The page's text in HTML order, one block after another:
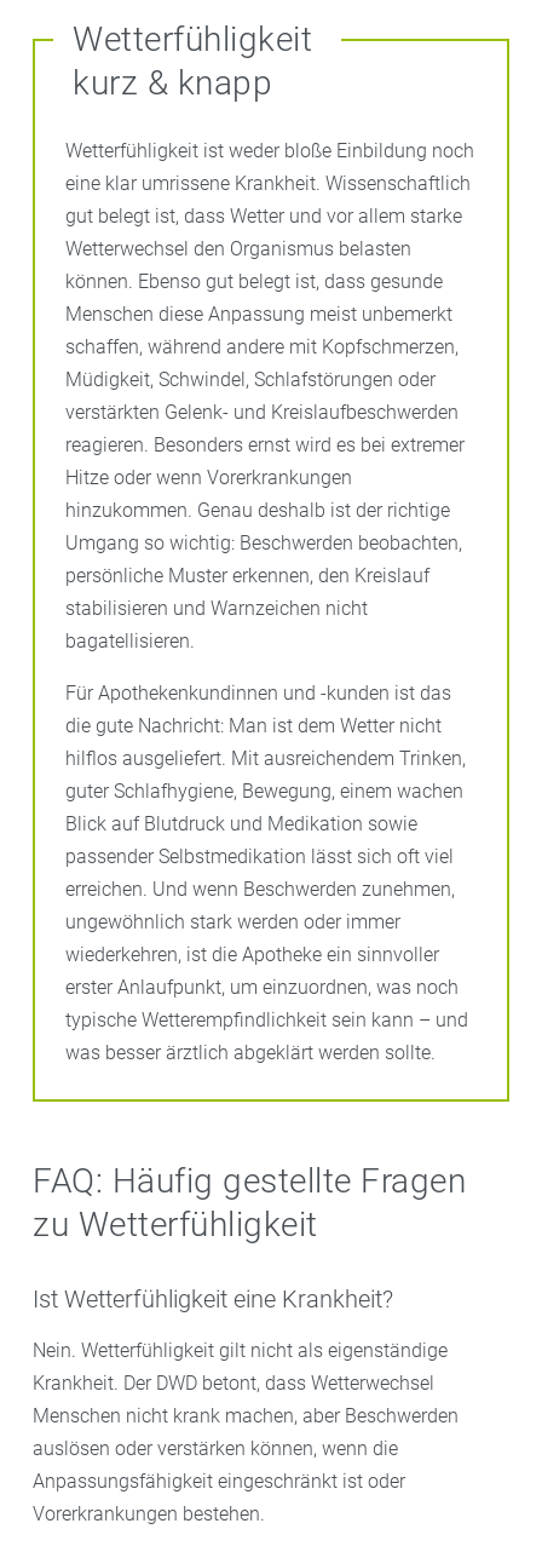
Wetterfühligkeit
kurz & knapp
Wetterfühligkeit ist weder bloße Einbildung noch
eine klar umrissene Krankheit. Wissenschaftlich
gut belegt ist, dass Wetter und vor allem starke
Wetterwechsel den Organismus belasten
können. Ebenso gut belegt ist, dass gesunde
Menschen diese Anpassung meist unbemerkt
schaffen, während andere mit Kopfschmerzen,
Müdigkeit, Schwindel, Schlafstörungen oder
verstärkten Gelenk- und Kreislaufbeschwerden
reagieren. Besonders ernst wird es bei extremer
Hitze oder wenn Vorerkrankungen
hinzukommen. Genau deshalb ist der richtige
Umgang so wichtig: Beschwerden beobachten,
persönliche Muster erkennen, den Kreislauf
stabilisieren und Warnzeichen nicht
bagatellisieren.
Für Apothekenkundinnen und -kunden ist das
die gute Nachricht: Man ist dem Wetter nicht
hilflos ausgeliefert. Mit ausreichendem Trinken,
guter Schlafhygiene, Bewegung, einem wachen
Blick auf Blutdruck und Medikation sowie
passender Selbstmedikation lässt sich oft viel
erreichen. Und wenn Beschwerden zunehmen,
ungewöhnlich stark werden oder immer
wiederkehren, ist die Apotheke ein sinnvoller
erster Anlaufpunkt, um einzuordnen, was noch
typische Wetterempfindlichkeit sein kann – und
was besser ärztlich abgeklärt werden sollte.
FAQ: Häufig gestellte Fragen
zu Wetterfühligkeit
Ist Wetterfühligkeit eine Krankheit?
Nein. Wetterfühligkeit gilt nicht als eigenständige
Krankheit. Der DWD betont, dass Wetterwechsel
Menschen nicht krank machen, aber Beschwerden
auslösen oder verstärken können, wenn die
Anpassungsfähigkeit eingeschränkt ist oder
Vorerkrankungen bestehen.